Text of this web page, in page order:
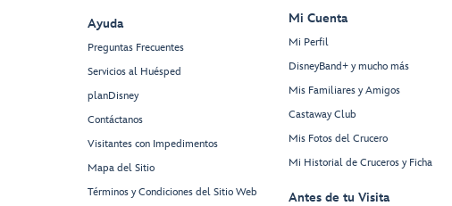
Ayuda
Preguntas Frecuentes
Servicios al Huésped
planDisney
Contáctanos
Visitantes con Impedimentos
Mapa del Sitio
Términos y Condiciones del Sitio Web
Mi Cuenta
Mi Perfil
DisneyBand+ y mucho más
Mis Familiares y Amigos
Castaway Club
Mis Fotos del Crucero
Mi Historial de Cruceros y Ficha
Antes de tu Visita